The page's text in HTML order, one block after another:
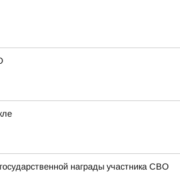
награды участника СВО